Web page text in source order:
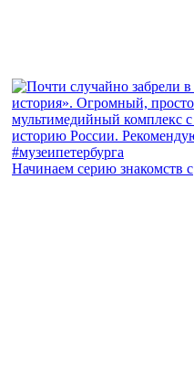
Начинаем серию знакомств с